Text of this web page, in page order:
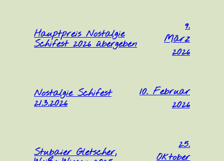
Hauptpreis Nostalgie
Schifest 2026 übergeben
9.
März
2026
Nostalgie Schifest
21.3.2026
10. Februar
2026
Stubaier Gletscher,
25.
Oktober